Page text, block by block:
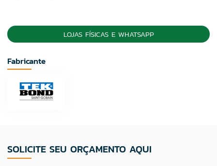
LOJAS FÍSICAS E WHATSAPP
Fabricante
SOLICITE SEU ORÇAMENTO AQUI